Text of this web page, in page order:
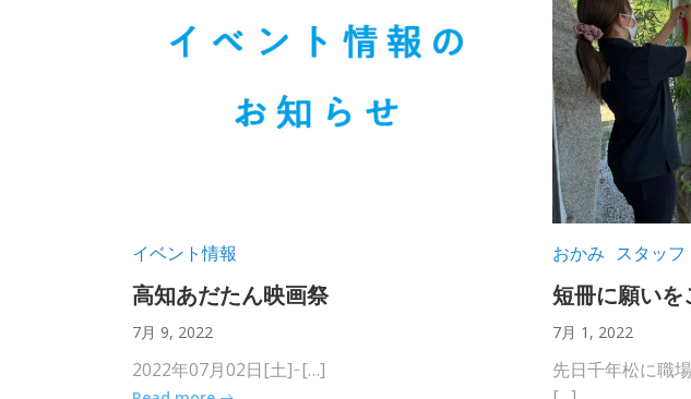
イベント情報
高知あだたん映画祭
7月 9, 2022
2022年07月02日[土] ̵ […]
おかみ スタッフ
短冊に願いを
7月 1, 2022
先日千年松に職